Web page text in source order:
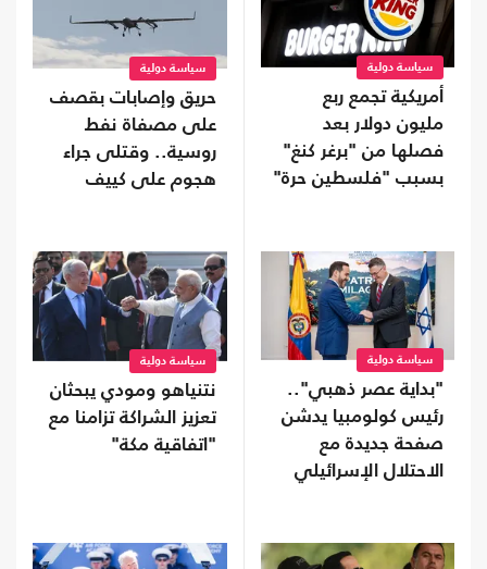
سياسة دولية
أمريكية تجمع ربع
مليون دولار بعد
فصلها من "برغر كنغ"
بسبب "فلسطين حرة"
سياسة دولية
حريق وإصابات بقصف
على مصفاة نفط
روسية.. وقتلى جراء
هجوم على كييف
سياسة دولية
"بداية عصر ذهبي"..
رئيس كولومبيا يدشن
صفحة جديدة مع
الاحتلال الإسرائيلي
سياسة دولية
نتنياهو ومودي يبحثان
تعزيز الشراكة تزامنا مع
"اتفاقية مكة"